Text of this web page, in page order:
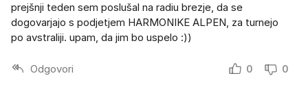
prejšnji teden sem poslušal na radiu brezje, da se
dogovarjajo s podjetjem HARMONIKE ALPEN, za turnejo
po avstraliji. upam, da jim bo uspelo :))
Odgovori 0 0